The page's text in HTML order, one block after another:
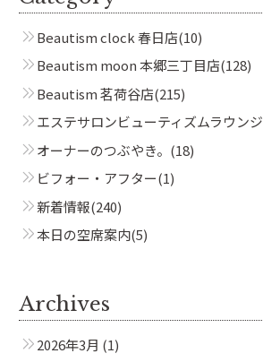
Beautism clock 春日店(10)
Beautism moon 本郷三丁目店(128)
Beautism 茗荷谷店(215)
エステサロンビューティズムラウンジ
オーナーのつぶやき。 (18)
ビフォー・アフター(1)
新着情報(240)
本日の空席案内(5)
Archives
2026年3月 (1)
Beautism
茗荷谷店
Beautism
本郷三丁目店
Beautism